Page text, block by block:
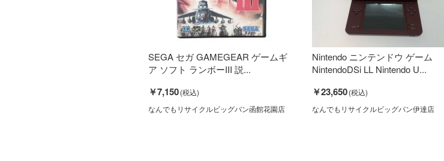
SEGA セガ GAMEGEAR ゲームギ
ア ソフト ランボーIII 説...
￥7,150
なんでもリサイクルビッグバン函館花園店
Nintendo ニンテンドウ ゲーム
NintendoDSi LL Nintendo U...
￥23,650
なんでもリサイクルビッグバン伊達店